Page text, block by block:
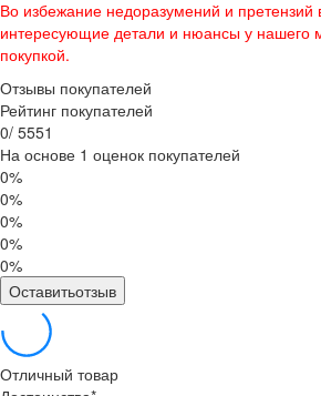
Во избежание недоразумений и претензий
интересующие детали и нюансы у нашего
покупкой.
Отзывы покупателей
Рейтинг покупателей
0/ 5551
На основе 1 оценок покупателей
0%
0%
0%
0%
0%
Оставитьотзыв
Отличный товар